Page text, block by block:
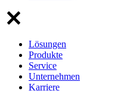
Lösungen
Produkte
Service
Unternehmen
Karriere